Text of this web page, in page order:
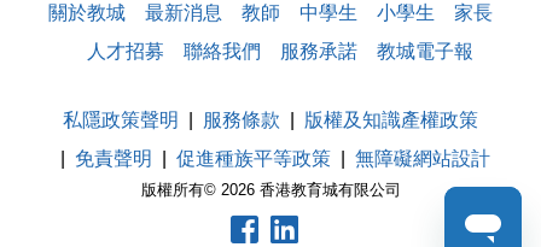
關於教城 最新消息 教師 中學生 小學生
家長
人才招募
聯絡我們 服務承諾 教城電子報
版權所有© 2026 香港教育城有限公司
私隱政策聲明 服務條款
版權及知識產權政策
免責聲明
促進種族平等政策 無障礙網站設計